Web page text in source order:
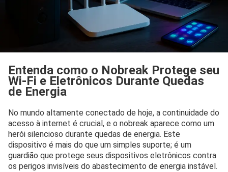
Entenda como o Nobreak Protege seu
Wi-Fi e Eletrônicos Durante Quedas
de Energia
No mundo altamente conectado de hoje, a continuidade do
acesso à internet é crucial, e o nobreak aparece como um
herói silencioso durante quedas de energia. Este
dispositivo é mais do que um simples suporte; é um
guardião que protege seus dispositivos eletrônicos contra
os perigos invisíveis do abastecimento de energia instável.